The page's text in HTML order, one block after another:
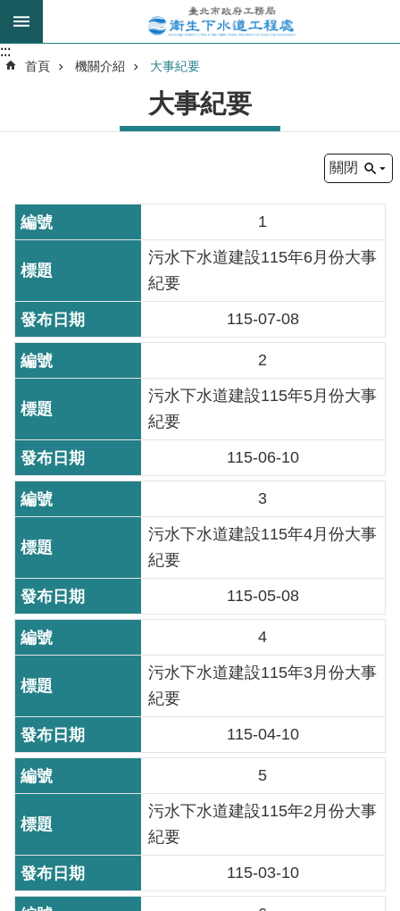
跳到主要內容區塊
進
的
身
是
公
告
訊
機
關
介
紹
業
資
訊
府
訊
公
開
重
業
務
:::
:::
首頁 機關介紹 大事紀要
大事紀要
關閉
1
污水下水道建設115年6月份大事
紀要
115-07-08
2
污水下水道建設115年5月份大事
紀要
115-06-10
3
污水下水道建設115年4月份大事
紀要
115-05-08
4
污水下水道建設115年3月份大事
紀要
115-04-10
5
污水下水道建設115年2月份大事
紀要
115-03-10